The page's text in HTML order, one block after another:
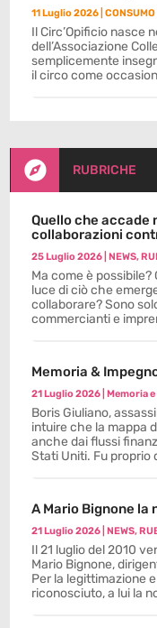
11 Luglio 2026 |
Il Circ’Opificio nasce
dell’Associazione
semplicemente
il circo come
 RUBRICHE
Quello che accade
collaborazioni
25 Luglio 2026 |NEWS,
Ma come è
luce di ciò che
collaborare? Sono
commercianti e
Memoria &
21 Luglio 2026 |Memoria
Boris Giuliano,
intuire che la mappa
anche dai flussi
Stati Uniti. Fu proprio
A Mario Bignone
21 Luglio 2026 |NEWS,
Il 21 luglio del 2010
Mario Bignone,
Per la legittimazione
riconosciuto, a lui la